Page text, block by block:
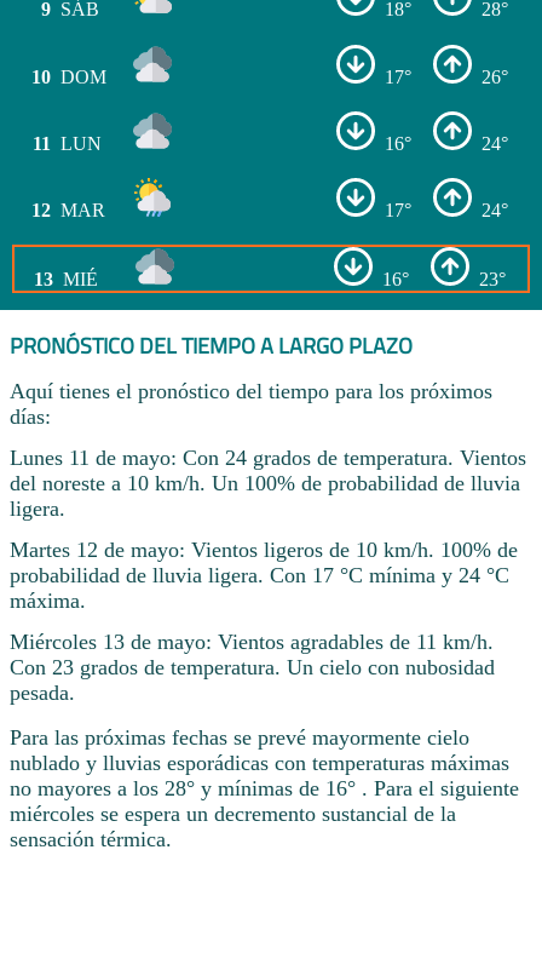
9 SÁB 18° 28°
10 DOM 17° 26°
11 LUN 16° 24°
12 MAR 17° 24°
13 MIÉ 16° 23°
PRONÓSTICO DEL TIEMPO A LARGO PLAZO
Aquí tienes el pronóstico del tiempo para los próximos
días:
Lunes 11 de mayo: Con 24 grados de temperatura. Vientos
del noreste a 10 km/h. Un 100% de probabilidad de lluvia
ligera.
Martes 12 de mayo: Vientos ligeros de 10 km/h. 100% de
probabilidad de lluvia ligera. Con 17 °C mínima y 24 °C
máxima.
Miércoles 13 de mayo: Vientos agradables de 11 km/h.
Con 23 grados de temperatura. Un cielo con nubosidad
pesada.
Para las próximas fechas se prevé mayormente cielo
nublado y lluvias esporádicas con temperaturas máximas
no mayores a los 28° y mínimas de 16° . Para el siguiente
miércoles se espera un decremento sustancial de la
sensación térmica.